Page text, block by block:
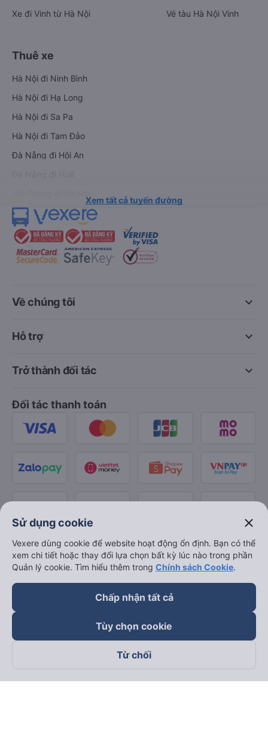
Xe đi Vinh từ Hà Nội
Vé tàu Hà Nội Vinh
Thuê xe
Hà Nội đi Ninh Bình
Hà Nội đi Hạ Long
Hà Nội đi Sa Pa
Hà Nội đi Tam Đảo
Đà Nẵng đi Hội An
Xem tất cả tuyến đường
keyboard_arrow_down
Về chúng tôi
keyboard_arrow_down
Hỗ trợ
keyboard_arrow_down
Trở thành đối tác
Đối tác thanh toán
Theo dõi chúng tôi trên
Sử dụng cookie close
Vexere dùng cookie để website hoạt động ổn định. Bạn có thể
xem chi tiết hoặc thay đổi lựa chọn bất kỳ lúc nào trong phần
Quản lý cookie. Tìm hiểu thêm trong Chính sách Cookie.
Chấp nhận tất cả
Tùy chọn cookie
Từ chối